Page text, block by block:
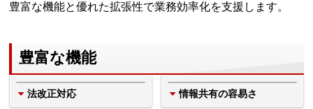
豊富な機能と優れた拡張性で業務効率化を支援します。
豊富な機能
法改正対応 情報共有の容易さ